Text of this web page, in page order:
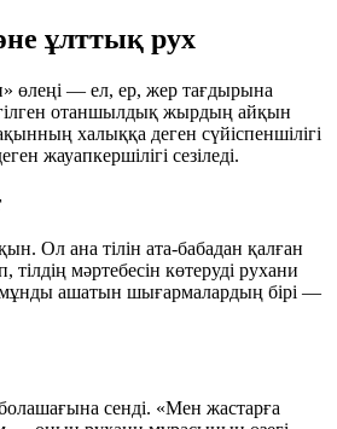
ұлттық рух
өлеңі — ел, ер, жер тағдырына
отаншылдық жырдың айқын
халыққа деген сүйіспеншілігі
жауапкершілігі сезіледі.
. Ол ана тілін ата-бабадан қалған
тілдің мәртебесін көтеруді рухани
ашатын шығармалардың бірі —
сенді. «Мен жастарға